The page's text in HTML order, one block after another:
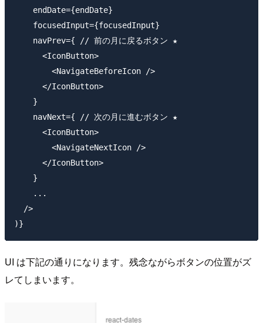
    endDate={endDate}
    focusedInput={focusedInput}
    navPrev={ // 前の月に戻るボタン ★
      <IconButton>
        <NavigateBeforeIcon />
      </IconButton>
    }
    navNext={ // 次の月に進むボタン ★
      <IconButton>
        <NavigateNextIcon />
      </IconButton>
    }
    ...
  />
UI は下記の通りになります。残念ながらボタンの位置がズ
レてしまいます。